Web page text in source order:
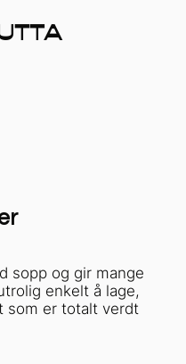
sopp og gir mange
enkelt å lage,
som er totalt verdt